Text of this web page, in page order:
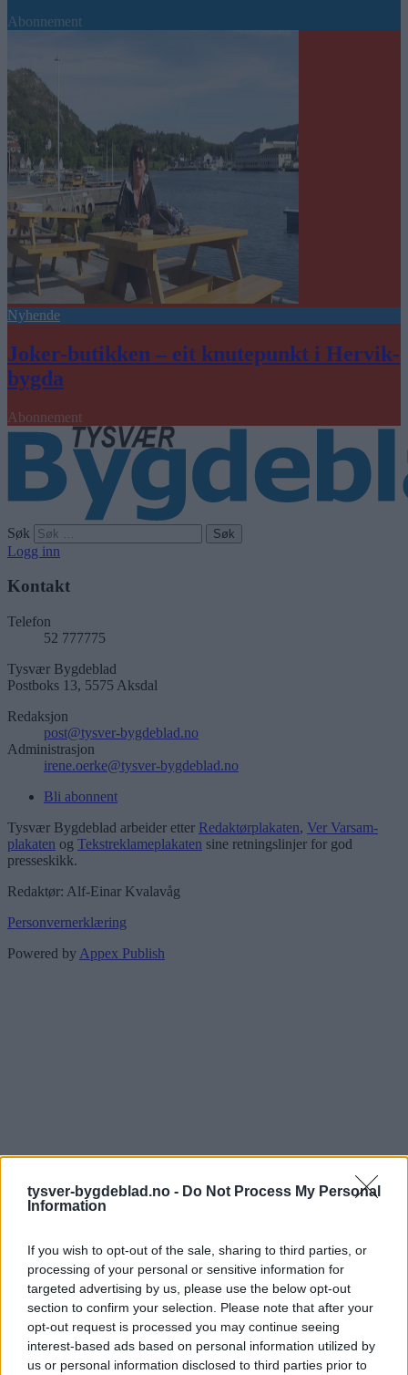
tysver-bygdeblad.no - Do Not Process My Personal
Information
If you wish to opt-out of the sale, sharing to third parties, or
processing of your personal or sensitive information for
targeted advertising by us, please use the below opt-out
section to confirm your selection. Please note that after your
opt-out request is processed you may continue seeing
interest-based ads based on personal information utilized by
us or personal information disclosed to third parties prior to
Abonnement
Nyhende
Joker-butikken – eit knutepunkt i Hervik-
bygda
Abonnement
Søk
Logg inn
Kontakt
Telefon
52 777775
Tysvær Bygdeblad
Postboks 13, 5575 Aksdal
Redaksjon
post@tysver-bygdeblad.no
Administrasjon
irene.oerke@tysver-bygdeblad.no
Bli abonnent
Tysvær Bygdeblad arbeider etter Redaktørplakaten, Ver Varsam-
plakaten og Tekstreklameplakaten sine retningslinjer for god
presseskikk.
Redaktør: Alf-Einar Kvalavåg
Personvernerklæring
Powered by Appex Publish